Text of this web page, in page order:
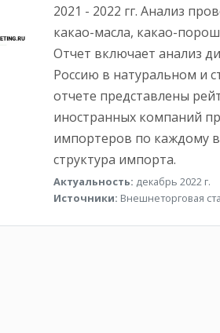
2021 - 2022 гг. Анализ
какао-масла, какао-
Отчет включает анализ
Россию в натуральном и
отчете представлены
иностранных компаний
импортеров по каждому
структура импорта.
Актуальность: декабрь 2022 г.
Источники: Внешнеторговая